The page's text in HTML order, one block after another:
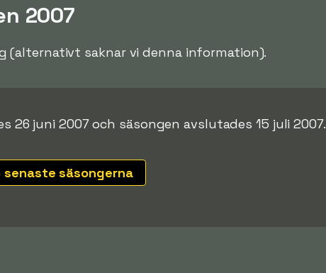
2007
(alternativt saknar vi denna information).
26 juni 2007 och säsongen avslutades 15 juli 2007.
säsongerna